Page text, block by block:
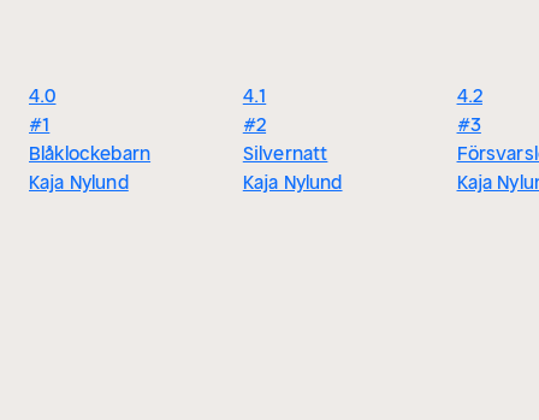
4.0
#1
Blåklockebarn
Kaja Nylund
4.1
#2
Silvernatt
Kaja Nylund
4.2
#3
Kaja